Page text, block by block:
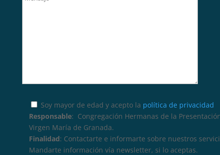
Soy mayor de edad y acepto la política de privacidad
Responsable: Congregación Hermanas de la
Virgen María de Granada.
Finalidad: Contactarte e informarte sobre nuestros
Mandarte información vía newsletter, si lo aceptas.